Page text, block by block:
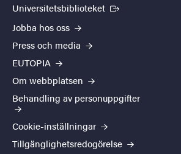
Universitetsbiblioteket (Extern länk)
Jobba hos oss
Press och media
EUTOPIA
Om webbplatsen
Behandling av personuppgifter
Cookie-inställningar
Tillgänglighetsredogörelse